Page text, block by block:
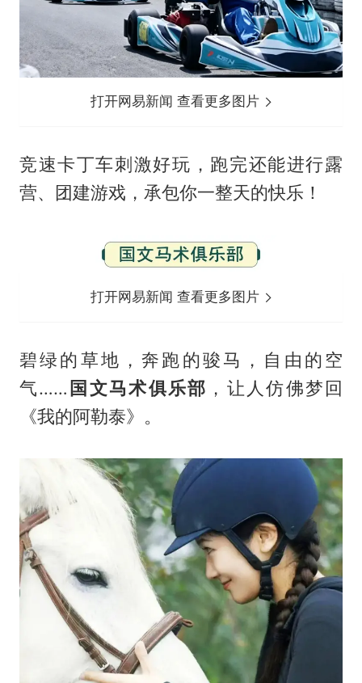
打开网易新闻 查看更多图片
竞速卡丁车刺激好玩，跑完还能进行露
营、团建游戏，承包你一整天的快乐！
打开网易新闻 查看更多图片
碧绿的草地，奔跑的骏马，自由的空
气…… 国文马术俱乐部 ，让人仿佛梦回
《我的阿勒泰》。